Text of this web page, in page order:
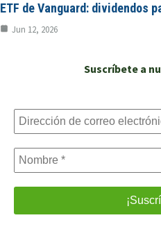
ETF de Vanguard: dividendos
Jun 12, 2026
Suscríbete a